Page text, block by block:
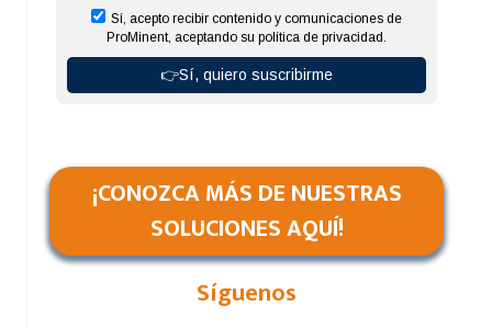
¡CONOZCA MÁS DE NUESTRAS
SOLUCIONES AQUÍ!
Síguenos